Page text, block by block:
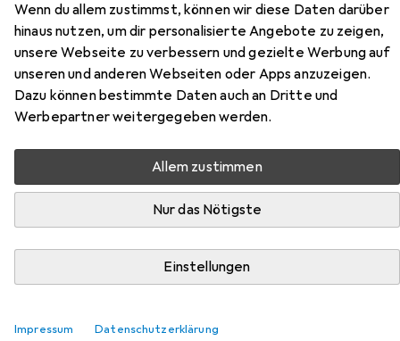
Wenn du allem zustimmst, können wir diese Daten darüber
hinaus nutzen, um dir personalisierte Angebote zu zeigen,
unsere Webseite zu verbessern und gezielte Werbung auf
unseren und anderen Webseiten oder Apps anzuzeigen.
Dazu können bestimmte Daten auch an Dritte und
Werbepartner weitergegeben werden.
Allem zustimmen
Nur das Nötigste
Einstellungen
Impressum Datenschutzerklärung
tec Ecrins HT-680-1 black
turquoise
Hier findest du passendes Zubehör zum Produkt Hitec
sunglasses Hi-tec Ecrins HT-680-1 black turquoise aus den
Relevanz
Produktliste